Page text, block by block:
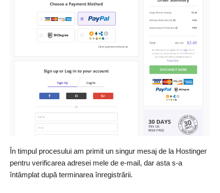
În timpul procesului am primit un singur mesaj de la Hostinger
pentru verificarea adresei mele de e-mail, dar asta s-a
întâmplat după terminarea înregistrării.